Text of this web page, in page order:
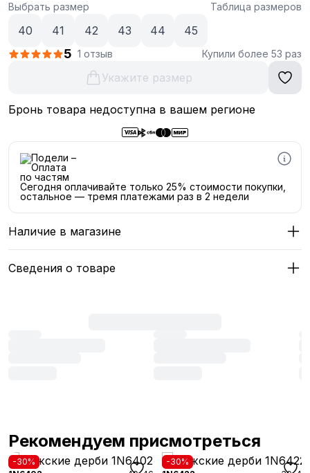
Выбрать размер Таблица размеров
40 41 42 43 44 45
5 1 отзыв Купили более 53 раз
Укажите размер
Бронь товара недоступна в вашем регионе
Сегодня оплачивайте только 25% стоимости покупки,
остальное — тремя платежами раз в 2 недели
Наличие в магазине
Сведения о товаре
Рекомендуем присмотреться
-30%
-30%